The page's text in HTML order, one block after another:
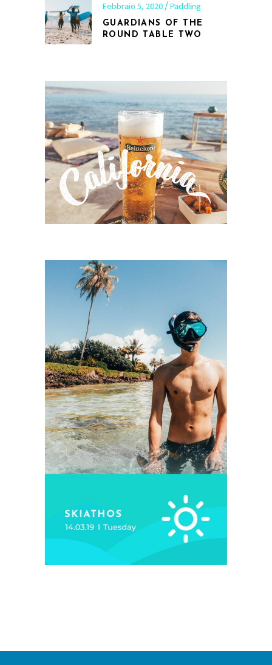
Febbraio 5, 2020 Paddling
GUARDIANS OF THE
ROUND TABLE TWO